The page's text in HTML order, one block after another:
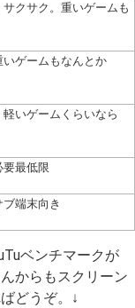
サクサク。重いゲームも
いゲームもなんとか
軽いゲームくらいなら
要最低限
ブ端末向き
ベンチマークが
からもスクリーン
どうぞ。↓